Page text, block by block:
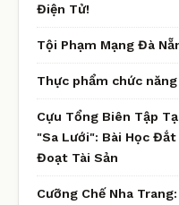
Điện Tử!
Tội Phạm Mạng Đà
Thực phẩm chức
Cựu Tổng Biên Tập
"Sa Lưới": Bài Học Đắt
Đoạt Tài Sản
Cưỡng Chế Nha